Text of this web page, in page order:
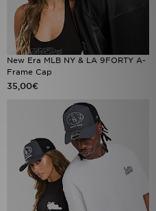
New Era MLB NY & LA 9FORTY A-
Frame Cap
35,00€